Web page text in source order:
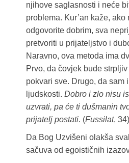
njihove saglasnosti i neće
problema. Kur’an kaže, ako
odgovorite dobrim, sva
pretvoriti u prijateljstvo i
Naravno, ova metoda ima
Prvo, da čovjek bude
pokvari sve. Drugo, da sam
ljudskosti. Dobro i zlo nisu
uzvrati, pa će ti dušmanin
prijatelj postati. (Fussilat, 34)
Da Bog Uzvišeni olakša
sačuva od egoističnih